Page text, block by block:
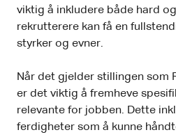
viktig å inkludere både hard
rekrutterere kan få en
styrker og evner.
Når det gjelder stillingen som
er det viktig å fremheve
relevante for jobben. Dette
ferdigheter som å kunne